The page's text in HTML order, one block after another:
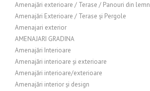
Amenajări exterioare / Terase / Panouri din lemn
Amenajări Exterioare / Terase și Pergole
Amenajari exterior
AMENAJARI GRADINA
Amenajări Interioare
Amenajări interioare și exterioare
Amenajări interioare/exterioare
Amenajări interior și design